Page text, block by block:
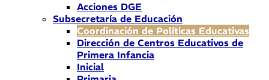
Acciones DGE
Subsecretaría de Educación
Coordinación de Políticas Educativas
Dirección de Centros Educativos de
Primera Infancia
Inicial